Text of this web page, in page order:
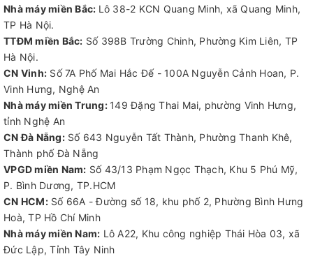
Nhà máy miền Bắc: Lô 38-2 KCN Quang Minh, xã Quang Minh,
TP Hà Nội.
TTĐM miền Bắc: Số 398B Trường Chinh, Phường Kim Liên, TP
Hà Nội.
CN Vinh: Số 7A Phố Mai Hắc Đế - 100A Nguyễn Cảnh Hoan, P.
Vinh Hưng, Nghệ An
Nhà máy miền Trung: 149 Đặng Thai Mai, phường Vinh Hưng,
tỉnh Nghệ An
CN Đà Nẵng:Số 643 Nguyễn Tất Thành, Phường Thanh Khê,
Thành phố Đà Nẵng
VPGD miền Nam: Số 43/13 Phạm Ngọc Thạch, Khu 5 Phú Mỹ,
P. Bình Dương, TP.HCM
CN HCM:Số 66A - Đường số 18, khu phố 2, Phường Bình Hưng
Hoà, TP Hồ Chí Minh
Nhà máy miền Nam: Lô A22, Khu công nghiệp Thái Hòa 03, xã
Đức Lập, Tỉnh Tây Ninh